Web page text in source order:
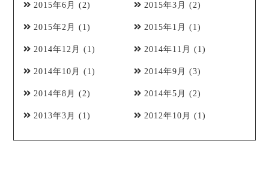
2015年6月 (2) 2015年3月 (2)
2015年2月 (1) 2015年1月 (1)
2014年12月 (1) 2014年11月 (1)
2014年10月 (1) 2014年9月 (3)
2014年8月 (2) 2014年5月 (2)
2013年3月 (1) 2012年10月 (1)